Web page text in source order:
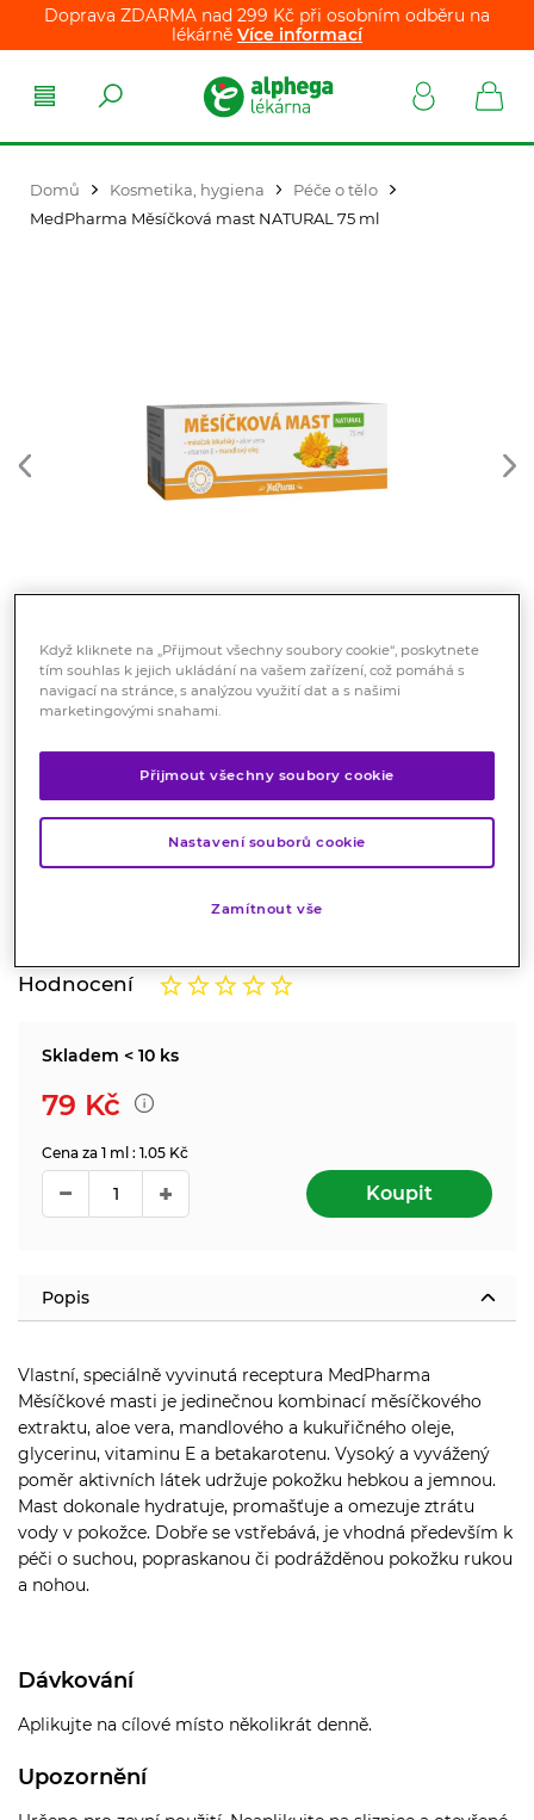
Doprava ZDARMA nad 299 Kč při osobním odběru na
lékárně Více informací
Domů Kosmetika, hygiena
Péče o tělo
MedPharma Měsíčková mast NATURAL 75 ml
MedPharma Měsíčková mast
NATURAL 75 ml
Vlastní, speciálně vyvinutá receptura MedPharma
Měsíčkové masti je jedinečnou kombinací měsíčkového
glycerinu, vitaminu E a betakarotenu.
Hodnocení
Skladem < 10 ks
79 Kč
Cena za 1 ml : 1.05 Kč
Koupit
Popis
Vlastní, speciálně vyvinutá receptura MedPharma
Měsíčkové masti je jedinečnou kombinací měsíčkového
extraktu, aloe vera, mandlového a kukuřičného oleje,
glycerinu, vitaminu E a betakarotenu. Vysoký a vyvážený
poměr aktivních látek udržuje pokožku hebkou a jemnou.
Mast dokonale hydratuje, promašťuje a omezuje ztrátu
vody v pokožce. Dobře se vstřebává, je vhodná především k
péči o suchou, popraskanou či podrážděnou pokožku rukou
a nohou.
Dávkování
Aplikujte na cílové místo několikrát denně.
Upozornění
Když kliknete na „Přijmout všechny soubory cookie“, poskytnete
tím souhlas k jejich ukládání na vašem zařízení, což pomáhá s
navigací na stránce, s analýzou využití dat a s našimi
marketingovými snahami.
Přijmout všechny soubory cookie
Nastavení souborů cookie
Zamítnout vše